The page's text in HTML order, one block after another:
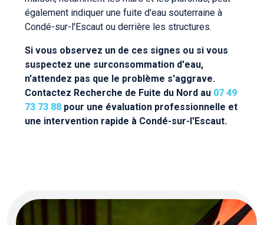
également indiquer une fuite d'eau souterraine à
Condé-sur-l'Escaut ou derrière les structures.
Si vous observez un de ces signes ou si vous
suspectez une surconsommation d'eau,
n'attendez pas que le problème s'aggrave.
Contactez Recherche de Fuite du Nord au 07 49
73 73 88 pour une évaluation professionnelle et
une intervention rapide à Condé-sur-l'Escaut.